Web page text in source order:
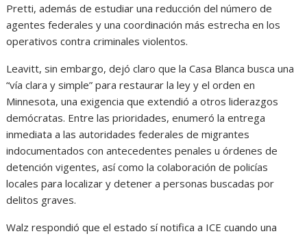
Pretti, además de estudiar una reducción del número de
agentes federales y una coordinación más estrecha en los
operativos contra criminales violentos.
Leavitt, sin embargo, dejó claro que la Casa Blanca busca una
“vía clara y simple” para restaurar la ley y el orden en
Minnesota, una exigencia que extendió a otros liderazgos
demócratas. Entre las prioridades, enumeró la entrega
inmediata a las autoridades federales de migrantes
indocumentados con antecedentes penales u órdenes de
detención vigentes, así como la colaboración de policías
locales para localizar y detener a personas buscadas por
delitos graves.
Walz respondió que el estado sí notifica a ICE cuando una